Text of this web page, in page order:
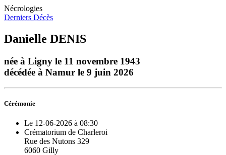
Nécrologies
Derniers Décès
Danielle DENIS
née à Ligny le 11 novembre 1943
décédée à Namur le 9 juin 2026
Cérémonie
Le 12-06-2026 à 08:30
Crématorium de Charleroi
Rue des Nutons 329
6060 Gilly